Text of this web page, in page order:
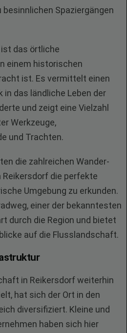
besinnlichen Spaziergängen
das örtliche
einem historischen
ist. Es vermittelt einen
das ländliche Leben der
und zeigt eine Vielzahl
Werkzeuge,
und Trachten.
die zahlreichen Wander-
Reikersdorf die perfekte
Umgebung zu erkunden.
einer der bekanntesten
durch die Region und bietet
auf die Flusslandschaft.
in Reikersdorf weiterhin
hat sich der Ort in den
diversifiziert. Kleine und
haben sich hier